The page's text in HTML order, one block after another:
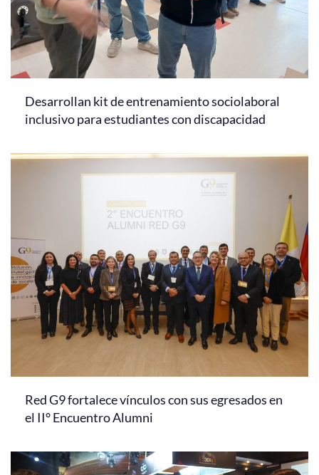
Desarrollan kit de entrenamiento sociolaboral
inclusivo para estudiantes con discapacidad
Red G9 fortalece vínculos con sus egresados en
el II° Encuentro Alumni